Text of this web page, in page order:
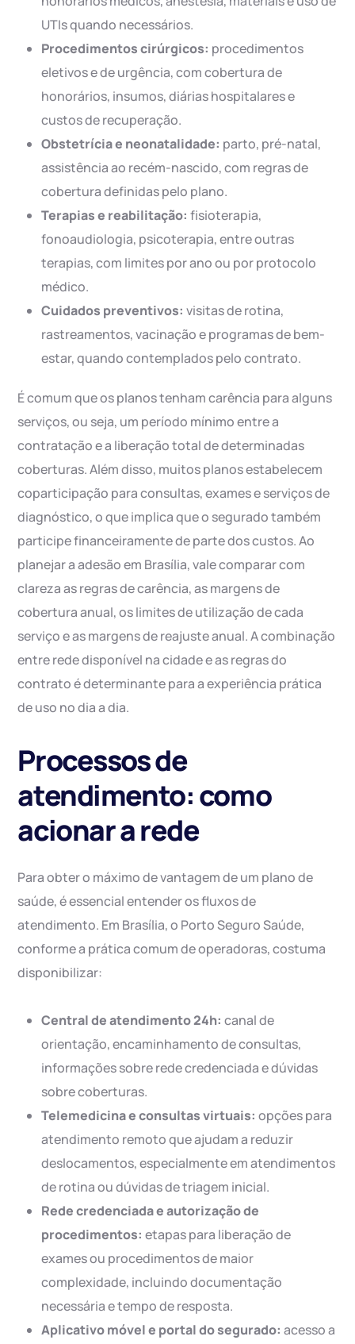
UTIs quando necessários.
Procedimentos cirúrgicos: procedimentos
eletivos e de urgência, com cobertura de
honorários, insumos, diárias hospitalares e
custos de recuperação.
Obstetrícia e neonatalidade: parto, pré-natal,
assistência ao recém-nascido, com regras de
cobertura definidas pelo plano.
Terapias e reabilitação: fisioterapia,
fonoaudiologia, psicoterapia, entre outras
terapias, com limites por ano ou por protocolo
médico.
Cuidados preventivos: visitas de rotina,
rastreamentos, vacinação e programas de bem-
estar, quando contemplados pelo contrato.
É comum que os planos tenham carência para alguns
serviços, ou seja, um período mínimo entre a
contratação e a liberação total de determinadas
coberturas. Além disso, muitos planos estabelecem
coparticipação para consultas, exames e serviços de
diagnóstico, o que implica que o segurado também
participe financeiramente de parte dos custos. Ao
planejar a adesão em Brasília, vale comparar com
clareza as regras de carência, as margens de
cobertura anual, os limites de utilização de cada
serviço e as margens de reajuste anual. A combinação
entre rede disponível na cidade e as regras do
contrato é determinante para a experiência prática
de uso no dia a dia.
Processos de
atendimento: como
acionar a rede
Para obter o máximo de vantagem de um plano de
saúde, é essencial entender os fluxos de
atendimento. Em Brasília, o Porto Seguro Saúde,
conforme a prática comum de operadoras, costuma
disponibilizar:
Central de atendimento 24h: canal de
orientação, encaminhamento de consultas,
informações sobre rede credenciada e dúvidas
sobre coberturas.
Telemedicina e consultas virtuais: opções para
atendimento remoto que ajudam a reduzir
deslocamentos, especialmente em atendimentos
de rotina ou dúvidas de triagem inicial.
Rede credenciada e autorização de
procedimentos: etapas para liberação de
exames ou procedimentos de maior
complexidade, incluindo documentação
necessária e tempo de resposta.
Aplicativo móvel e portal do segurado: acesso a